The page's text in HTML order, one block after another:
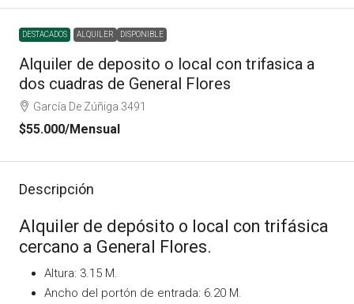
DESTACADOS ALQUILER DISPONIBLE
Alquiler de deposito o local con trifasica a
dos cuadras de General Flores
García De Zúñiga 3491
$55.000/Mensual
Descripción
Alquiler de depósito o local con trifásica
cercano a General Flores.
Altura: 3.15 M.
Ancho del portón de entrada: 6.20 M.